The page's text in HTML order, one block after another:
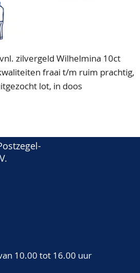
zilvergeld Wilhelmina 10ct
fraai t/m ruim prachtig,
lot, in doos
10.00 tot 16.00 uur